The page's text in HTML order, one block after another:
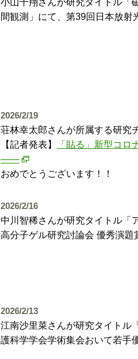
小山千翔さんが研究タイトル「
間観測」にて、第39回日本放
2026/2/19
荘林幸太郎さんが所属する研究
【記者発表】
「貼る」新型コ
――
おめでとうございます！！
2026/2/16
中川智稀さんが研究タイトル「
高分子ゲル研究討論会 優秀演
2026/2/13
江南沙里菜さんが研究タイトル
護科学学会学術集会おいて若手